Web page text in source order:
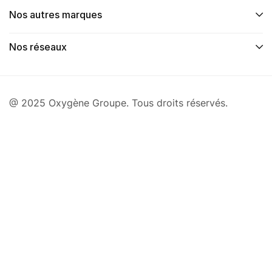
Nos autres marques
Nos réseaux
@ 2025 Oxygène Groupe. Tous droits réservés.